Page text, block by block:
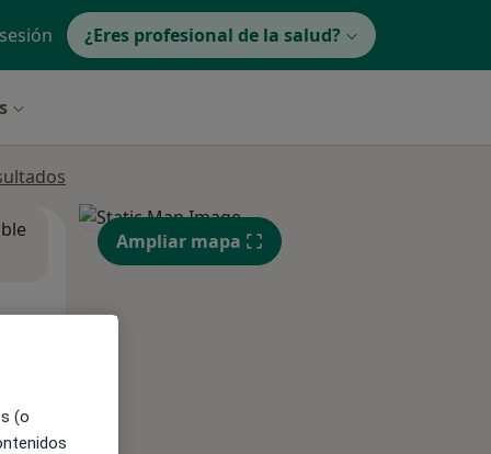
¿Eres profesional de la salud?
Ampliar mapa
(o